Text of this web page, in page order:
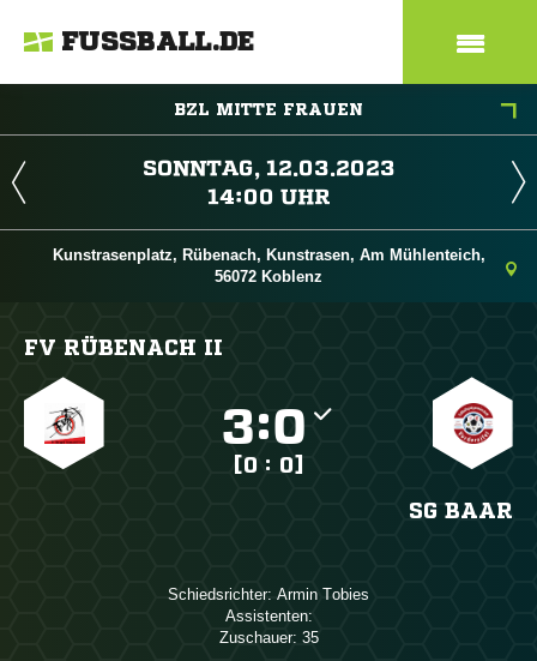
FUSSBALL.DE
BZL MITTE FRAUEN
 
 
Kunstrasenplatz, Rübenach, Kunstrasen, Am Mühlenteich,
56072 Koblenz
FV RÜBENACH II
:
[0 : 0]
SG BAAR
Schiedsrichter:  
Assistenten:
Zuschauer: 35